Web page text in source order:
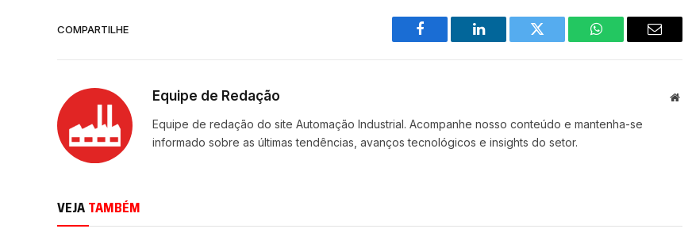
COMPARTILHE
Facebook LinkedIn Twitter WhatsAppEmail
Equipe de Redação Site
Equipe de redação do site Automação Industrial. Acompanhe nosso conteúdo e mantenha-se
informado sobre as últimas tendências, avanços tecnológicos e insights do setor.
VEJATAMBÉM